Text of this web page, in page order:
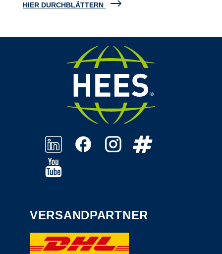
HIER DURCHBLÄTTERN
VERSANDPARTNER